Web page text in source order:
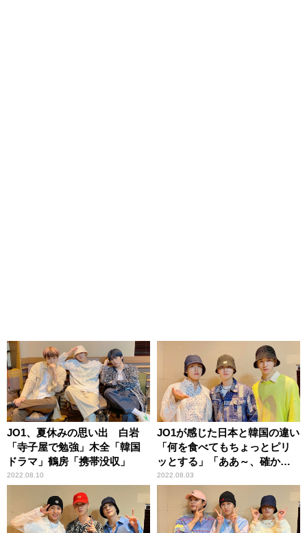
JO1、夏休みの思い出 白岩
「寺子屋で勉強」木全「韓国
ドラマ」鶴房「携帯没収」
2022.08.10
JO1が感じた日本と韓国の違い
「何を食べてもちょっとピリ
ッとする」「ああ～、確か
に！」
2022.08.03